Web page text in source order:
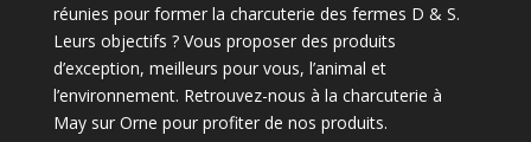
réunies pour former la charcuterie des fermes D & S.
Leurs objectifs ? Vous proposer des produits
d’exception, meilleurs pour vous, l’animal et
l’environnement. Retrouvez-nous à la charcuterie à
May sur Orne pour profiter de nos produits.